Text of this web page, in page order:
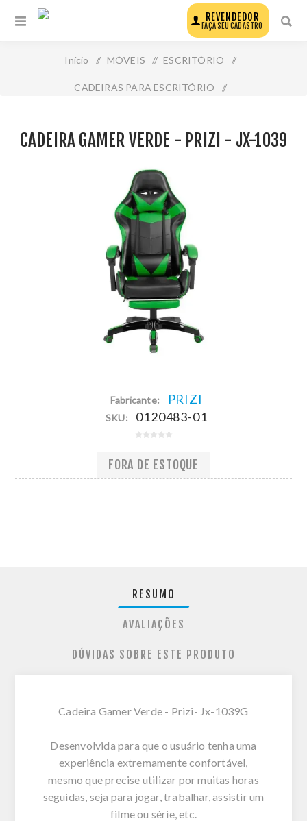
REVENDEDOR
FAÇA SEU CADASTRO
Início / MÓVEIS / ESCRITÓRIO /
CADEIRAS PARA ESCRITÓRIO /
CADEIRA GAMER VERDE - PRIZI - JX-1039
Fabricante: PRIZI
SKU: 0120483-01
FORA DE ESTOQUE
RESUMO
AVALIAÇÕES
DÚVIDAS SOBRE ESTE PRODUTO
Cadeira Gamer Verde - Prizi- Jx-1039G
Desenvolvida para que o usuário tenha uma
experiência extremamente confortável,
mesmo que precise utilizar por muitas horas
seguidas, seja para jogar, trabalhar, assistir um
filme ou série, etc.